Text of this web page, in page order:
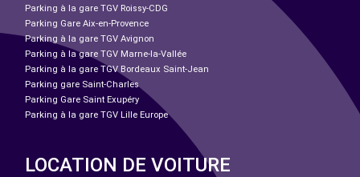
Parking à la gare TGV Roissy-CDG
Parking Gare Aix-en-Provence
Parking à la gare TGV Avignon
Parking à la gare TGV Marne-la-Vallée
Parking à la gare TGV Bordeaux Saint-Jean
Parking gare Saint-Charles
Parking Gare Saint Exupéry
Parking à la gare TGV Lille Europe
LOCATION DE VOITURE